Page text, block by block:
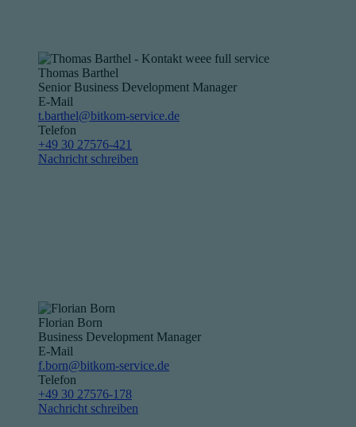
Thomas Barthel
Senior Business Development Manager
E-Mail
t.barthel@bitkom-service.de
Telefon
+49 30 27576-421
Nachricht schreiben
Florian Born
Business Development Manager
E-Mail
f.born@bitkom-service.de
Telefon
+49 30 27576-178
Nachricht schreiben